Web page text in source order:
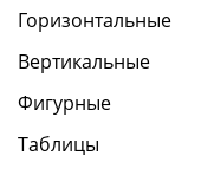
Горизонтальные
Вертикальные
Фигурные
Таблицы